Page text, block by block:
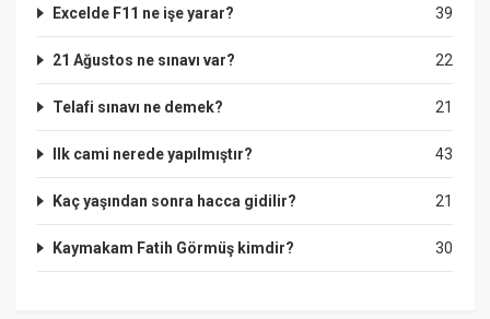
39
Excelde F11 ne işe yarar?
22
21 Ağustos ne sınavı var?
21
Telafi sınavı ne demek?
43
Ilk cami nerede yapılmıştır?
21
Kaç yaşından sonra hacca gidilir?
30
Kaymakam Fatih Görmüş kimdir?